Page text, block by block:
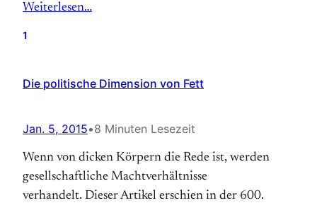
Weiterlesen…
1
Die politische Dimension von Fett
Jan. 5, 2015•8 Minuten Lesezeit
Wenn von dicken Körpern die Rede ist, werden
gesellschaftliche Machtverhältnisse
verhandelt. Dieser Artikel erschien in der 600.